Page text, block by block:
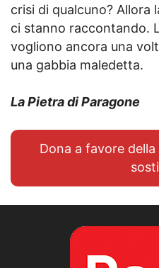
crisi di qualcuno? Allora
ci stanno raccontando.
vogliono ancora una
una gabbia maledetta.
La Pietra di Paragone
Dona a favore